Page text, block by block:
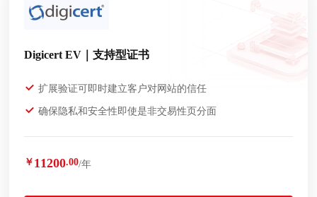
Digicert EV｜支持型证书
扩展验证可即时建立客户对网站的信任
确保隐私和安全性即使是非交易性页分面
￥ 11200.00/年